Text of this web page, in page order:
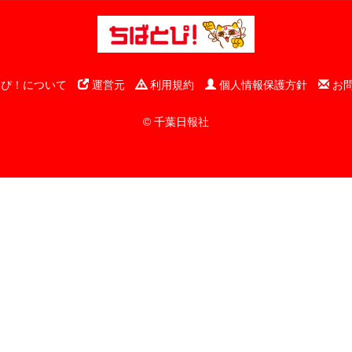
！について 運営元 利用規約 個人情報保護方針 お
© 千葉日報社